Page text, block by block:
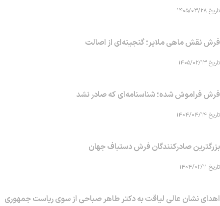
تاریخ ۱۴۰۵/۰۳/۲۸
فرش نقش ماهی‌ ملایر؛ گنجینه‌ای از اصالت
تاریخ ۱۴۰۵/۰۲/۱۳
فرش فراموش شده؛ شناسنامه‌ای که صادر نشد
تاریخ ۱۴۰۴/۰۴/۱۴
بزرگترین صادرکنندگان فرش دستباف جهان
تاریخ ۱۴۰۴/۰۲/۱۱
اهدای نشان عالی لیاقت به دکتر طاهر صباحی از سوی ریاست جمهوری